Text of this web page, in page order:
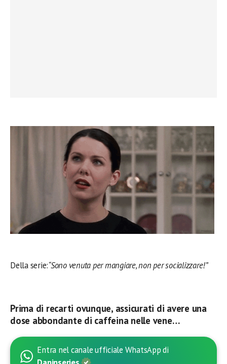
Della serie:“Sono venuta per mangiare, non per socializzare!”
Prima di recarti ovunque, assicurati di avere una
dose abbondante di caffeina nelle vene…
Entra nel canale ufficiale WhatsApp di